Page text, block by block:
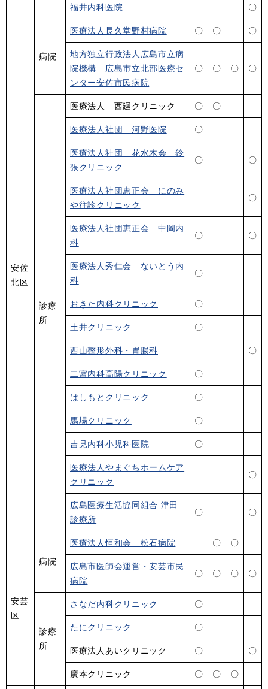
福井内科医院 〇
安佐
北区
病院
医療法人長久堂野村病院 〇 〇 〇
地方独立行政法人広島市立病
院機構 広島市立北部医療セ
ンター安佐市民病院
〇 〇 〇 〇
診療
所
医療法人 西廻クリニック 〇 〇
医療法人社団 河野医院 〇
医療法人社団 花水木会 鈴
張クリニック
〇 〇
医療法人社団恵正会 にのみ
や往診クリニック
〇
医療法人社団恵正会 中岡内
科
〇 〇
医療法人秀仁会 ないとう内
科
〇
おきた内科クリニック 〇
土井クリニック 〇
西山整形外科・胃腸科 〇
二宮内科高陽クリニック 〇
はしもとクリニック 〇
馬場クリニック 〇
吉見内科小児科医院 〇
医療法人やまぐちホームケア
クリニック
〇
広島医療生活協同組合 津田
診療所
〇 〇
安芸
区
病院
医療法人恒和会 松石病院 〇 〇
広島市医師会運営・安芸市民
病院
〇 〇 〇 〇
診療
所
さなだ内科クリニック 〇
たにクリニック 〇
医療法人あいクリニック 〇 〇
廣本クリニック 〇 〇 〇